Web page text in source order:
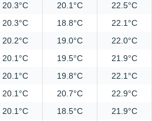
20.3°C 20.1°C
22.5°C
20.3°C 18.8°C
22.1°C
20.2°C 19.0°C
22.0°C
20.1°C 19.5°C
21.9°C
20.1°C 19.8°C
22.1°C
20.1°C 20.7°C
22.9°C
20.1°C 18.5°C
21.9°C